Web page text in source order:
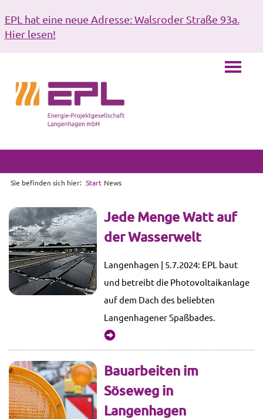
EPL hat eine neue Adresse: Walsroder Straße 93a.
Hier lesen!
Sie befinden sich hier: Start News
Jede Menge Watt auf
der Wasserwelt
Langenhagen | 5.7.2024: EPL baut
und betreibt die Photovoltaikanlage
auf dem Dach des beliebten
Langenhagener Spaßbades.
Bauarbeiten im
Söseweg in
Langenhagen